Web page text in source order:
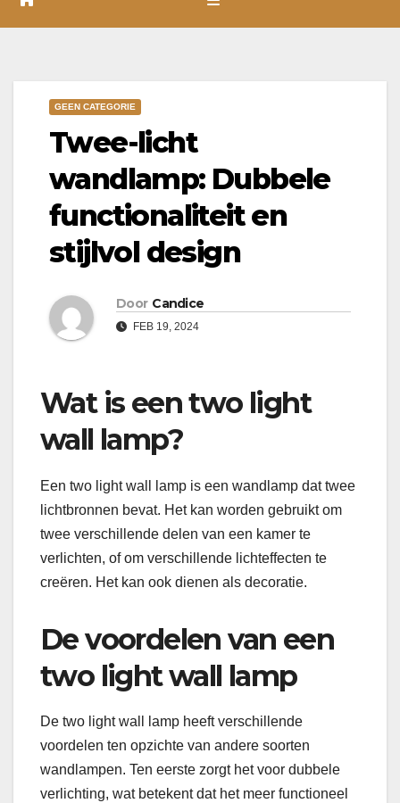
GEEN CATEGORIE
Twee-licht
wandlamp: Dubbele
functionaliteit en
stijlvol design
Door Candice
FEB 19, 2024
Wat is een two light
wall lamp?
Een two light wall lamp is een wandlamp dat twee
lichtbronnen bevat. Het kan worden gebruikt om
twee verschillende delen van een kamer te
verlichten, of om verschillende lichteffecten te
creëren. Het kan ook dienen als decoratie.
De voordelen van een
two light wall lamp
De two light wall lamp heeft verschillende
voordelen ten opzichte van andere soorten
wandlampen. Ten eerste zorgt het voor dubbele
verlichting, wat betekent dat het meer functioneel